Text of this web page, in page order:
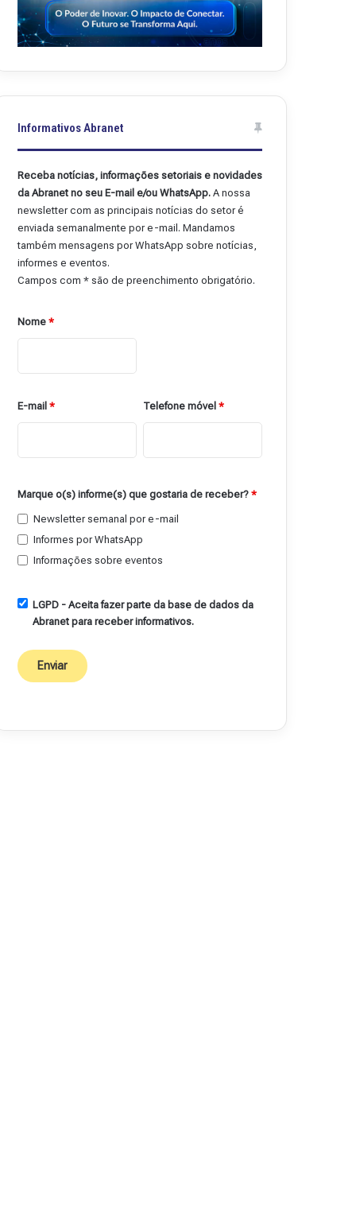
Informativos Abranet
Receba notícias, informações setoriais e novidades
da Abranet no seu E-mail e/ou WhatsApp.A nossa
newsletter com as principais notícias do setor é
enviada semanalmente por e-mail. Mandamos
também mensagens por WhatsApp sobre notícias,
informes e eventos.
Campos com * são de preenchimento obrigatório.
Nome*
E-mail* Telefone móvel *
Marque o(s) informe(s) que gostaria de receber?*
Newsletter semanal por e-mail
Informes por WhatsApp
Informações sobre eventos
LGPD - Aceita fazer parte da base de dados da
Abranet para receber informativos.